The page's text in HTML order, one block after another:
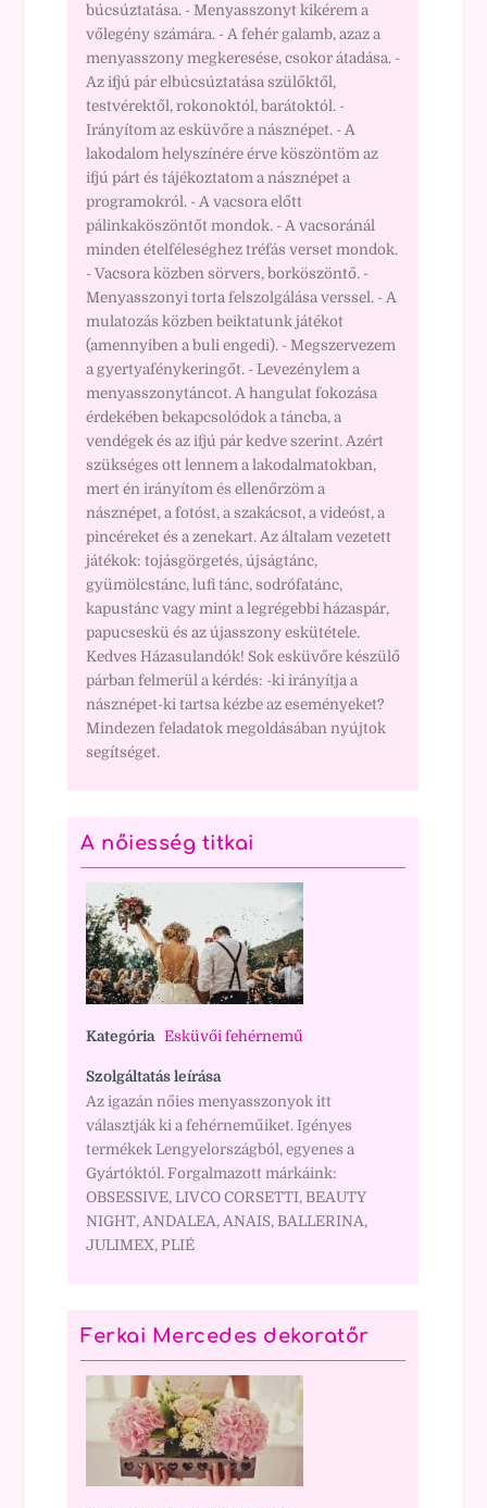
búcsúztatása. - Menyasszonyt kikérem a
vőlegény számára. - A fehér galamb, azaz a
menyasszony megkeresése, csokor átadása. -
Az ifjú pár elbúcsúztatása szülőktől,
testvérektől, rokonoktól, barátoktól. -
Irányítom az esküvőre a násznépet. - A
lakodalom helyszínére érve köszöntöm az
ifjú párt és tájékoztatom a násznépet a
programokról. - A vacsora előtt
pálinkaköszöntőt mondok. - A vacsoránál
minden ételféleséghez tréfás verset mondok.
- Vacsora közben sörvers, borköszöntő. -
Menyasszonyi torta felszolgálása verssel. - A
mulatozás közben beiktatunk játékot
(amennyiben a buli engedi). - Megszervezem
a gyertyafénykeringőt. - Levezénylem a
menyasszonytáncot. A hangulat fokozása
érdekében bekapcsolódok a táncba, a
vendégek és az ifjú pár kedve szerint. Azért
szükséges ott lennem a lakodalmatokban,
mert én irányítom és ellenőrzöm a
násznépet, a fotóst, a szakácsot, a videóst, a
pincéreket és a zenekart. Az általam vezetett
játékok: tojásgörgetés, újságtánc,
gyümölcstánc, lufi tánc, sodrófatánc,
kapustánc vagy mint a legrégebbi házaspár,
papucseskü és az újasszony eskütétele.
Kedves Házasulandók! Sok esküvőre készülő
párban felmerül a kérdés: -ki irányítja a
násznépet-ki tartsa kézbe az eseményeket?
Mindezen feladatok megoldásában nyújtok
segítséget.
A nőiesség titkai
Kategória Esküvői fehérnemű
Szolgáltatás leírása
Az igazán nőies menyasszonyok itt
választják ki a fehérneműiket. Igényes
termékek Lengyelországból, egyenes a
Gyártóktól. Forgalmazott márkáink:
OBSESSIVE, LIVCO CORSETTI, BEAUTY
NIGHT, ANDALEA, ANAIS, BALLERINA,
JULIMEX, PLIÉ
Ferkai Mercedes dekoratőr